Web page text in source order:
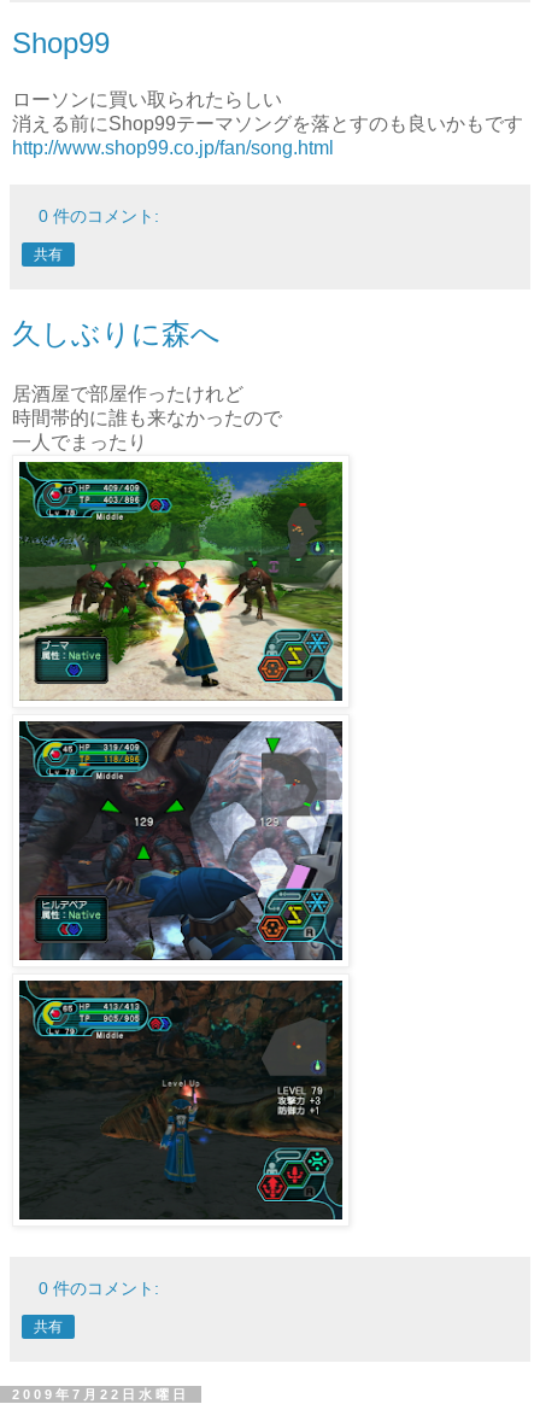
Shop99
ローソンに買い取られたらしい
消える前にShop99テーマソングを落とすのも良いかもです
http://www.shop99.co.jp/fan/song.html
0 件のコメント:
共有
久しぶりに森へ
居酒屋で部屋作ったけれど
時間帯的に誰も来なかったので
一人でまったり
0 件のコメント:
共有
2009年7月22日水曜日